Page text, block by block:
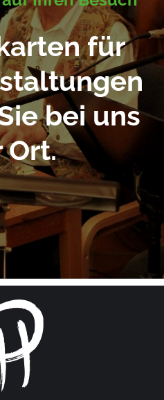
für
bei uns
Ort.